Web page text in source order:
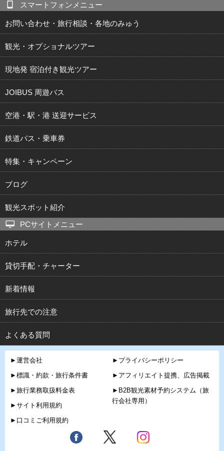
スマートフォンメニュー
お問い合わせ・旅行相談・各地のみゅう
観光・オプショナルツアー
現地発 宿泊付き観光ツアー
JOIBUS 周遊バス
空港・駅・港 送迎サービス
鉄道パス・乗車券
特集・キャンペーン
ブログ
観光スポット紹介
PCサイトメニュー
ホテル
貸切手配・チャーター
新着情報
旅行先での注意
よくある質問
►運営会社
►標識・約款・旅行条件書
►旅行業務取扱料金表
►サイト利用規約
►口コミご利用規約
►プライバシーポリシー
►アフィリエイト提携、広告掲載
►B2B観光素材予約システム（旅
行会社専用）